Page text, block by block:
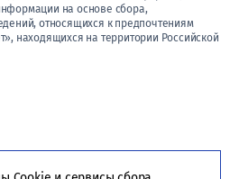
на основе сбора,
относящихся к предпочтениям
находящихся на территории Российской